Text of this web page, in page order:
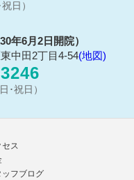
日）
年6月2日開院）
中田2丁目4-54(地図)
･祝日）
セス
ッフブログ